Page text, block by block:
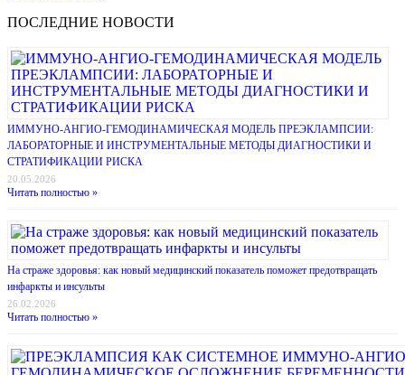
ПОСЛЕДНИЕ НОВОСТИ
ИММУНО-АНГИО-ГЕМОДИНАМИЧЕСКАЯ МОДЕЛЬ ПРЕЭКЛАМПСИИ:
ЛАБОРАТОРНЫЕ И ИНСТРУМЕНТАЛЬНЫЕ МЕТОДЫ ДИАГНОСТИКИ И
СТРАТИФИКАЦИИ РИСКА
20.05.2026
Читать полностью »
На страже здоровья: как новый медицинский показатель поможет предотвращать
инфаркты и инсульты
26.02.2026
Читать полностью »